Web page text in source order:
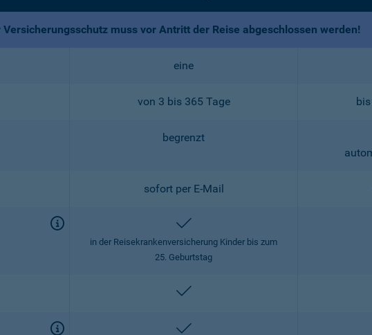
Versicherungsschutz muss vor Antritt der Reise abgeschlossen werden!
eine
von 3 bis 365 Tage
begrenzt
sofort per E-Mail
enthalten
in der Reisekrankenversicherung Kinder bis zum
25. Geburtstag
enthalten
enthalten